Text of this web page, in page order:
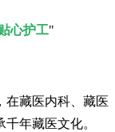
心护工"
在藏医内科、藏医
年藏医文化。